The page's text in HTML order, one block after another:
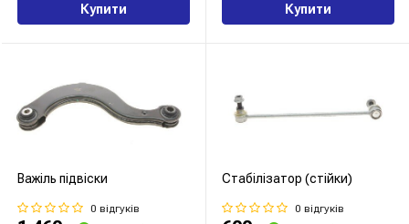
Купити Купити
Важіль підвіски
0 відгуків
Стабілізатор (стійки)
0 відгуків